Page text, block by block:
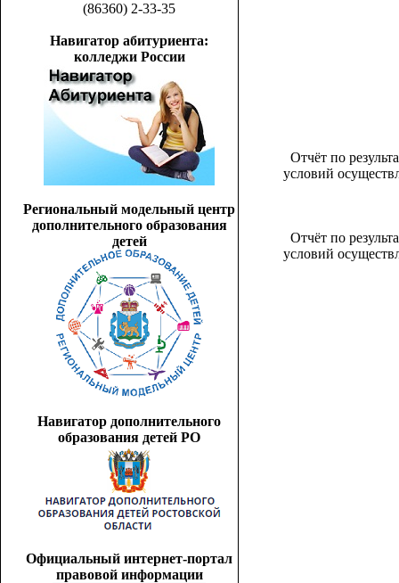
(86360) 2-33-35
Навигатор абитуриента:
колледжи России
Региональный модельный центр
дополнительного образования
детей
Навигатор дополнительного
образования детей РО
Официальный интернет-портал
правовой информации
Отчёт по
условий
Отчёт по
условий